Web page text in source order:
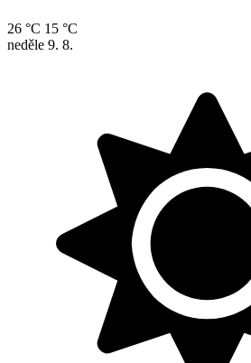
26 °C 15 °C
neděle 9. 8.